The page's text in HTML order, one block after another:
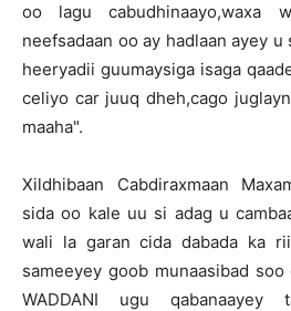
oo lagu cabudhinaayo,waxa
neefsadaan oo ay hadlaan ayey
heeryadii guumaysiga isaga
celiyo car juuq dheh,cago
maaha".
Xildhibaan Cabdiraxmaan
sida oo kale uu si adag u
wali la garan cida dabada ka
sameeyey goob munaasibad
WADDANI ugu qabanaayey